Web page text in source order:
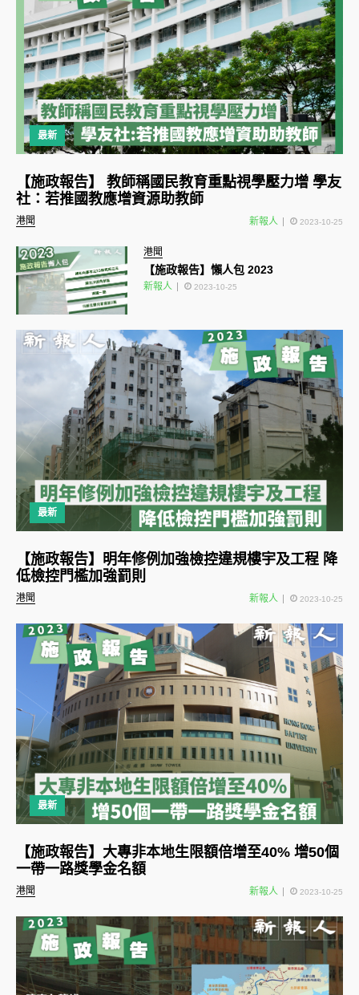
最新
港聞
【施政報告】 教師稱國民教育重點視學壓力增 學友
社：若推國教應增資源助教師
新報人 2023-10-25
港聞
【施政報告】懶人包 2023
新報人 2023-10-25
最新
港聞
【施政報告】明年修例加強檢控違規樓宇及工程 降
低檢控門檻加強罰則
新報人 2023-10-25
最新
港聞
【施政報告】大專非本地生限額倍增至40% 增50個
一帶一路獎學金名額
新報人 2023-10-25